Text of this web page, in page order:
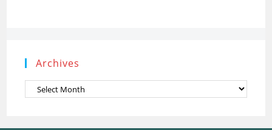
Archives
Archives